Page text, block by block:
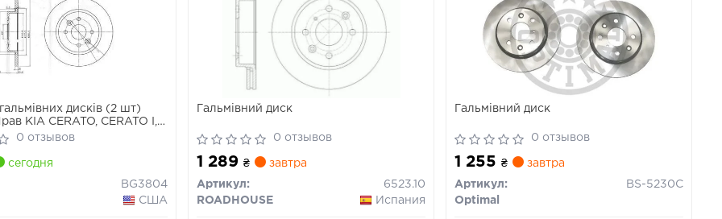
дисків (2 шт)
KIA CERATO, CERATO I,
SHUMA I, SHUMA II
0 отзывов
сегодня
BG3804
США
Гальмівний диск
0 отзывов
1 289₴ завтра
Артикул:
6523.10
ROADHOUSE
Испания
Гальмівний диск
0 отзывов
1 255₴ завтра
Артикул:
BS-5230C
Optimal